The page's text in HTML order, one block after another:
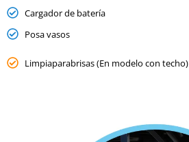
Cargador de batería
Posa vasos
Limpiaparabrisas (En modelo con techo)